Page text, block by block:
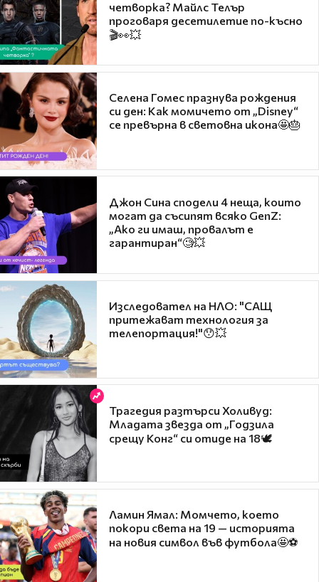
четворка? Майлс Телър
проговаря десетилетие по-късно
🎬👀💥
Селена Гомес празнува рождения
си ден: Как момичето от „Disney“
се превърна в световна икона🤩🎂
Джон Сина сподели 4 неща, които
могат да съсипят всяко GenZ:
„Ако ги имаш, провалът е
гарантиран“🧐💥
Изследовател на НЛО: "САЩ
притежават технология за
телепортация!"😯💥
Трагедия разтърси Холивуд:
Младата звезда от „Годзила
срещу Конг“ си отиде на 18🕊️
Ламин Ямал: Момчето, което
покори света на 19 — историята
на новия символ във футбола🤩⚽